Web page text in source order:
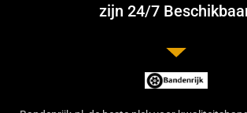
zijn 24/7